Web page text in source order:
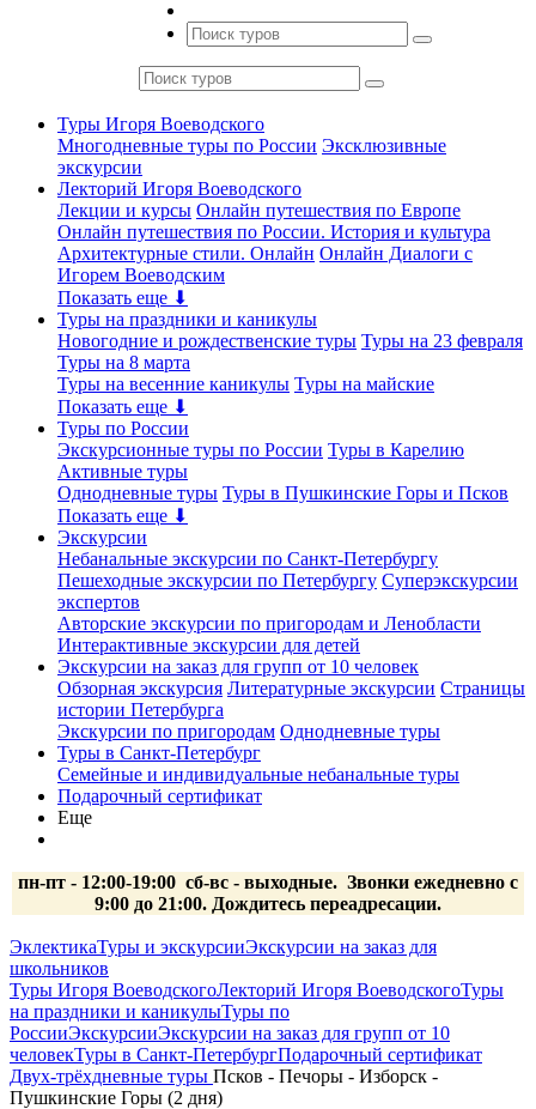
Туры Игоря Воеводского
Многодневные туры по России Эксклюзивные
экскурсии
Лекторий Игоря Воеводского
Лекции и курсы Онлайн путешествия по Европе
Онлайн путешествия по России. История и культура
Архитектурные стили. Онлайн Онлайн Диалоги с
Игорем Воеводским
Показать еще ⬇
Туры на праздники и каникулы
Новогодние и рождественские туры Туры на 23 февраля
Туры на 8 марта
Туры на весенние каникулы Туры на майские
Показать еще ⬇
Туры по России
Экскурсионные туры по России Туры в Карелию
Активные туры
Однодневные туры Туры в Пушкинские Горы и Псков
Показать еще ⬇
Экскурсии
Небанальные экскурсии по Санкт-Петербургу
Пешеходные экскурсии по Петербургу Суперэкскурсии
экспертов
Авторские экскурсии по пригородам и Ленобласти
Интерактивные экскурсии для детей
Экскурсии на заказ для групп от 10 человек
Обзорная экскурсия Литературные экскурсии Страницы
истории Петербурга
Экскурсии по пригородам Однодневные туры
Туры в Санкт-Петербург
Семейные и индивидуальные небанальные туры
Подарочный сертификат
Еще
пн-пт - 12:00-19:00 сб-вс - выходные. Звонки ежедневно с
9:00 до 21:00. Дождитесь переадресации.
ЭклектикаТуры и экскурсииЭкскурсии на заказ для
школьников
Туры Игоря ВоеводскогоЛекторий Игоря ВоеводскогоТуры
на праздники и каникулыТуры по
РоссииЭкскурсииЭкскурсии на заказ для групп от 10
человекТуры в Санкт-ПетербургПодарочный сертификат
Двух-трёхдневные туры Псков - Печоры - Изборск -
Пушкинские Горы (2 дня)